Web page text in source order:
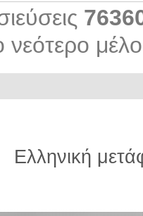
νεότερο
Ελληνική